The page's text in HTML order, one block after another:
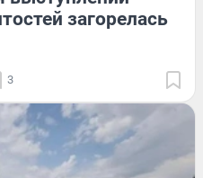
загорелась
3